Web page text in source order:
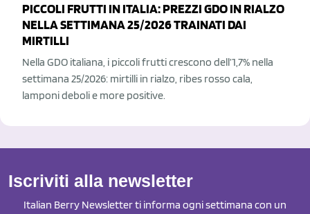
PICCOLI FRUTTI IN ITALIA: PREZZI GDO IN RIALZO
NELLA SETTIMANA 25/2026 TRAINATI DAI
MIRTILLI
Nella GDO italiana, i piccoli frutti crescono dell’1,7% nella
settimana 25/2026: mirtilli in rialzo, ribes rosso cala,
lamponi deboli e more positive.
Iscriviti alla newsletter
Italian Berry Newsletter ti informa ogni settimana con un